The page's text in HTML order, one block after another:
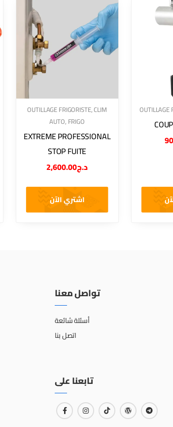
OUTILLAGE FRIGORISTE,CLIM
AUTO, FRIGO
EXTREME PROFESSIONAL
STOP FUITE
د.ج2,600.00
اشتري الآن
OUTILLAGE
تواصل معنا
أسئلة شائعة
اتصل بنا
تابعنا على